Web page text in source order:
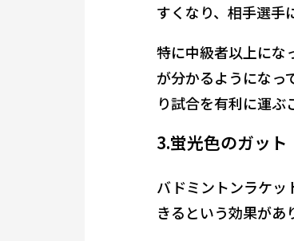
すくなり、相手選手
特に中級者以上にな
が分かるようになっ
り試合を有利に運ぶ
3.蛍光色のガット
バドミントンラケッ
きるという効果があ